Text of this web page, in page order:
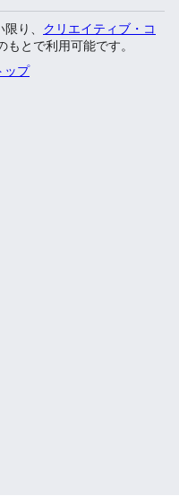
り、 クリエイティブ・コ
もとで利用可能です。
ップ